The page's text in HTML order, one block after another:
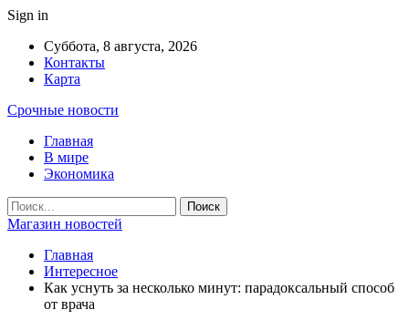
Sign in
Суббота, 8 августа, 2026
Контакты
Карта
Срочные новости
Главная
В мире
Экономика
Магазин новостей
Главная
Интересное
Как уснуть за несколько минут: парадоксальный способ
от врача